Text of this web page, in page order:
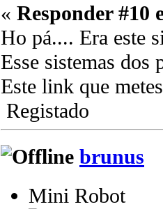
« Responder #10
Ho pá.... Era este
Esse sistemas dos
Este link que
Registado
brunus
Mini Robot